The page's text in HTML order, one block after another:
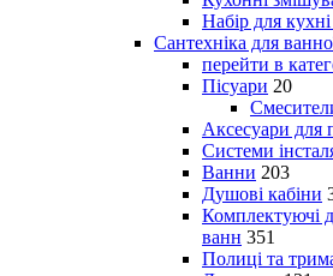
Набір для
Сантехніка для
перейти в
Пісуари 20
Аксесуари для
Системи
Ванни 203
Душові кабіни
Комплектуючі
ванн 351
Полиці та